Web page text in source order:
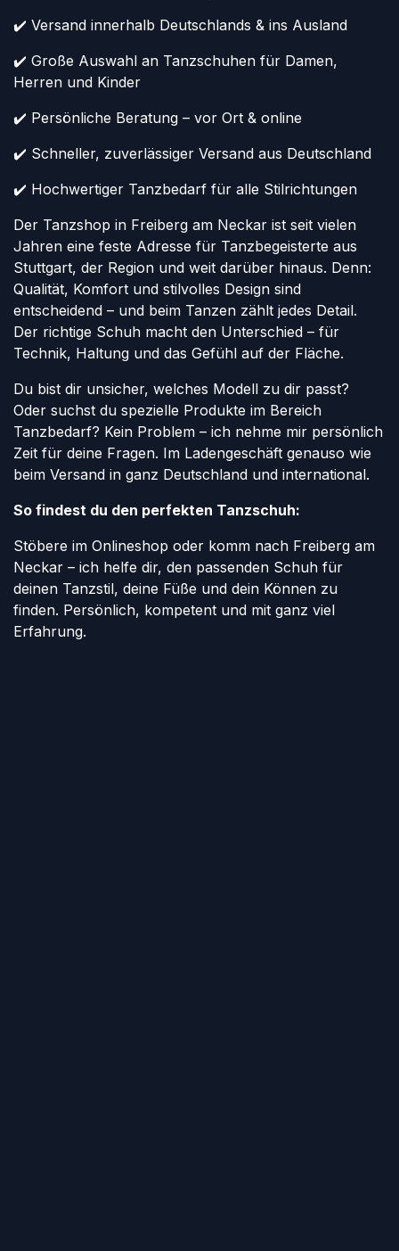
✔️ Versand innerhalb Deutschlands & ins Ausland
✔️ Große Auswahl an Tanzschuhen für Damen,
Herren und Kinder
✔️ Persönliche Beratung – vor Ort & online
✔️ Schneller, zuverlässiger Versand aus Deutschland
✔️ Hochwertiger Tanzbedarf für alle Stilrichtungen
Der Tanzshop in Freiberg am Neckar ist seit vielen
Jahren eine feste Adresse für Tanzbegeisterte aus
Stuttgart, der Region und weit darüber hinaus. Denn:
Qualität, Komfort und stilvolles Design sind
entscheidend – und beim Tanzen zählt jedes Detail.
Der richtige Schuh macht den Unterschied – für
Technik, Haltung und das Gefühl auf der Fläche.
Du bist dir unsicher, welches Modell zu dir passt?
Oder suchst du spezielle Produkte im Bereich
Tanzbedarf? Kein Problem – ich nehme mir persönlich
Zeit für deine Fragen. Im Ladengeschäft genauso wie
beim Versand in ganz Deutschland und international.
So findest du den perfekten Tanzschuh:
Stöbere im Onlineshop oder komm nach Freiberg am
Neckar – ich helfe dir, den passenden Schuh für
deinen Tanzstil, deine Füße und dein Können zu
finden. Persönlich, kompetent und mit ganz viel
Erfahrung.